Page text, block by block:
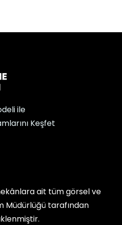
ile
Keşfet
ait tüm görsel ve
Müdürlüğü tarafından